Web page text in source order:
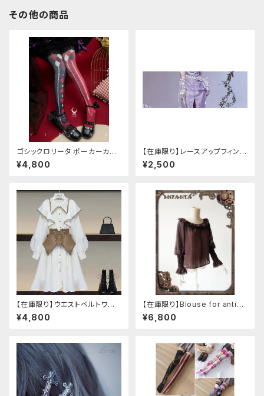
その他の商品
ゴシックロリータ ポーカーカー
ド柄 プリントタイツ
¥4,800
【在庫限り】レースアップフィンガ
ーレスカバー(パンクチャイナ)
¥2,500
【在庫限り】ウエストベルトワン
ピースセットアップ（Mサイズ
¥4,800
【在庫限り】Blouse for antiqu
e automaton
¥6,800